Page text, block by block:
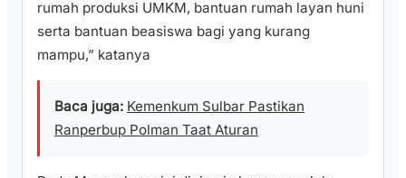
rumah produksi UMKM, bantuan rumah layan huni
serta bantuan beasiswa bagi yang kurang
mampu,” katanya
Baca juga: Kemenkum Sulbar Pastikan
Ranperbup Polman Taat Aturan